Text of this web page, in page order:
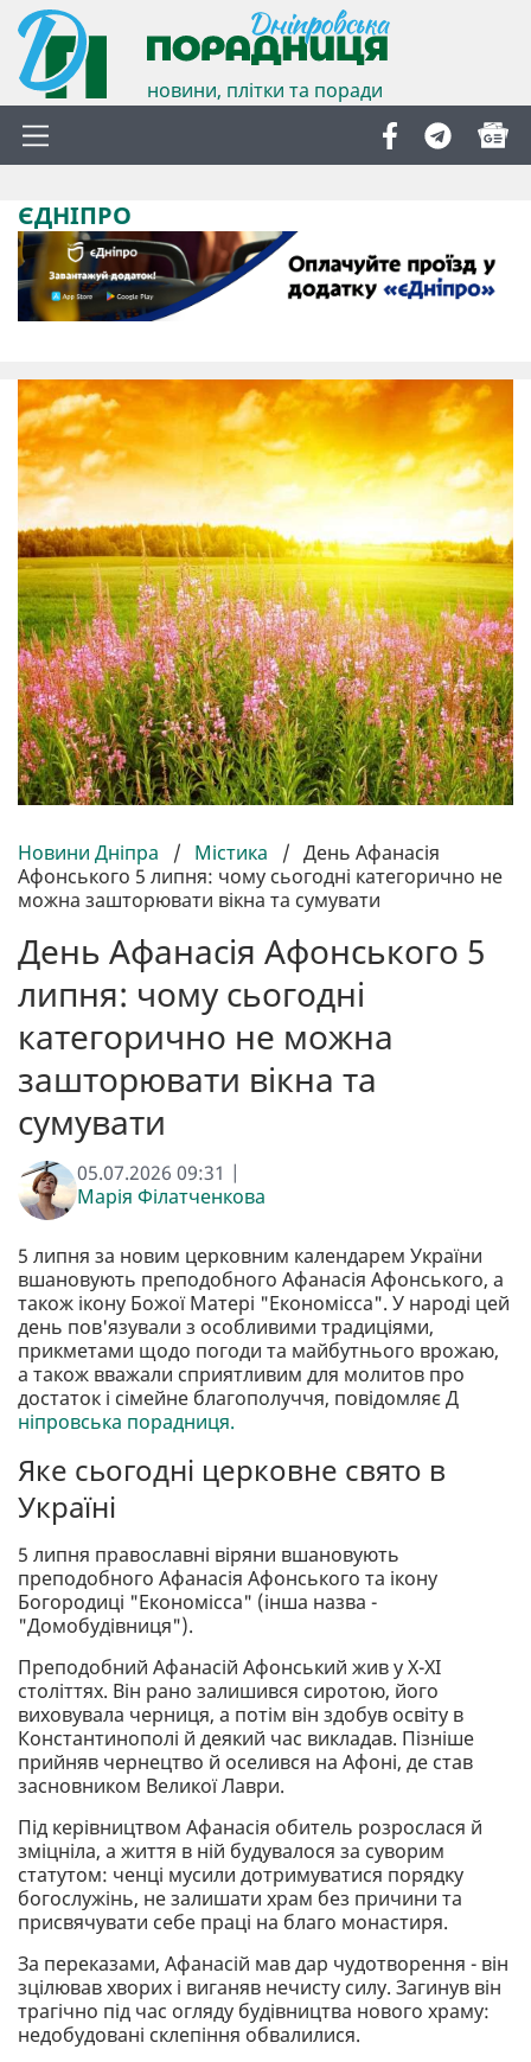
новини, плітки та поради
ЄДНІПРО
Новини Дніпра / Містика / День Афанасія
Афонського 5 липня: чому сьогодні категорично не
можна зашторювати вікна та сумувати
День Афанасія Афонського 5
липня: чому сьогодні
категорично не можна
зашторювати вікна та
сумувати
05.07.2026 09:31 |
Марія Філатченкова
5 липня за новим церковним календарем України
вшановують преподобного Афанасія Афонського, а
також ікону Божої Матері "Економісса". У народі цей
день пов'язували з особливими традиціями,
прикметами щодо погоди та майбутнього врожаю,
а також вважали сприятливим для молитов про
достаток і сімейне благополуччя, повідомляє Д
ніпровська порадниця.
Яке сьогодні церковне свято в
Україні
5 липня православні віряни вшановують
преподобного Афанасія Афонського та ікону
Богородиці "Економісса" (інша назва -
"Домобудівниця").
Преподобний Афанасій Афонський жив у X-XI
століттях. Він рано залишився сиротою, його
виховувала черниця, а потім він здобув освіту в
Константинополі й деякий час викладав. Пізніше
прийняв чернецтво й оселився на Афоні, де став
засновником Великої Лаври.
Під керівництвом Афанасія обитель розрослася й
зміцніла, а життя в ній будувалося за суворим
статутом: ченці мусили дотримуватися порядку
богослужінь, не залишати храм без причини та
присвячувати себе праці на благо монастиря.
За переказами, Афанасій мав дар чудотворення - він
зцілював хворих і виганяв нечисту силу. Загинув він
трагічно під час огляду будівництва нового храму:
недобудовані склепіння обвалилися.